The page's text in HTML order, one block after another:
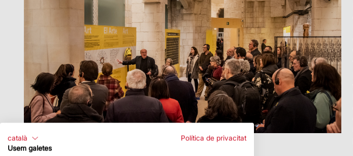
els viatges i la cabdal obra escrita que ens ha llegat.
català
Política de privacitat
Usem galetes